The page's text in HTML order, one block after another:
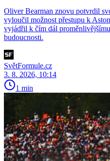
Oliver Bearman znovu potvrdil
vyloučil možnost přestupu k
vyjádřil k čím dál
budoucnosti.
SvětFormule.cz
3. 8. 2026, 10:14
1 min